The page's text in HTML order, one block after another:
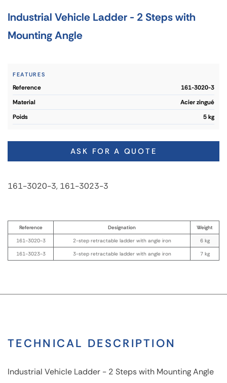
Industrial Vehicle Ladder - 2 Steps with
Mounting Angle
FEATURES
reference
161-3020-3
material
Acier zingué
poids
5 kg
ASK FOR A QUOTE
161-3020-3, 161-3023-3
Reference Designation
Weight
161-3020-3
2-step retractable ladder with angle iron
6 kg
161-3023-3
3-step retractable ladder with angle iron 7 kg
TECHNICAL DESCRIPTION
Industrial Vehicle Ladder - 2 Steps with Mounting Angle